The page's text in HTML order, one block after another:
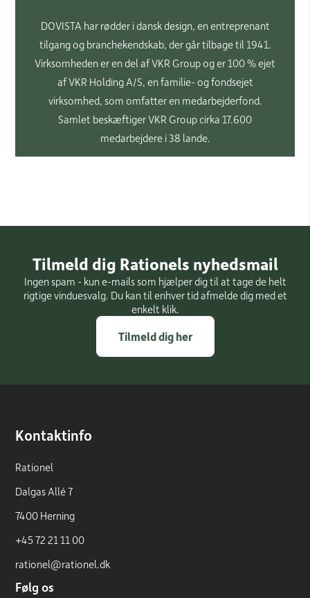
DOVISTA har rødder i dansk design, en entreprenant
tilgang og branchekendskab, der går tilbage til 1941.
Virksomheden er en del af VKR Group og er 100 % ejet
af VKR Holding A/S, en familie- og fondsejet
virksomhed, som omfatter en medarbejderfond.
Samlet beskæftiger VKR Group cirka 17.600
medarbejdere i 38 lande.
Tilmeld dig Rationels nyhedsmail
Ingen spam - kun e-mails som hjælper dig til at tage de helt
rigtige vinduesvalg. Du kan til enhver tid afmelde dig med et
enkelt klik.
Tilmeld dig her
Kontaktinfo
Rationel
Dalgas Allé 7
7400 Herning
+45 72 21 11 00
rationel@rationel.dk
Følg os